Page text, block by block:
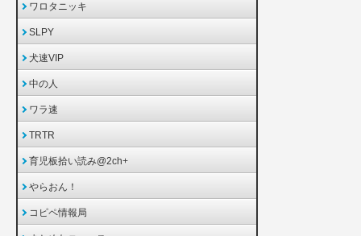
ワロタニッキ
SLPY
犬速VIP
中の人
ワラ速
TRTR
育児板拾い読み@2ch+
やらおん！
コピペ情報局